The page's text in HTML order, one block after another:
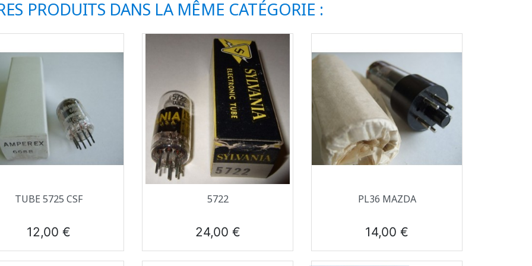
PRODUITS DANS LA MÊME CATÉGORIE :
 Aperçu rapide
TUBE 5725 CSF
Prix
12,00 €
Aperçu rapide
5722
Prix
24,00 €
Aperçu rapide
PL36 MAZDA
Prix
14,00 €